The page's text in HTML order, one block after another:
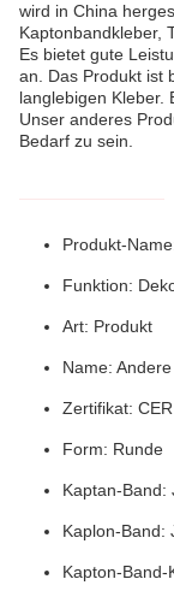
wird in China
Kaptonbandkleber,
Es bietet gute
an. Das Produkt ist
langlebigen Kleber.
Unser anderes
Bedarf zu sein.
Produkt-
Funktion:
Art: Produkt
Name: Andere
Zertifikat: CER
Form: Runde
Kaptan-Band:
Kaplon-Band:
Kapton-Band-